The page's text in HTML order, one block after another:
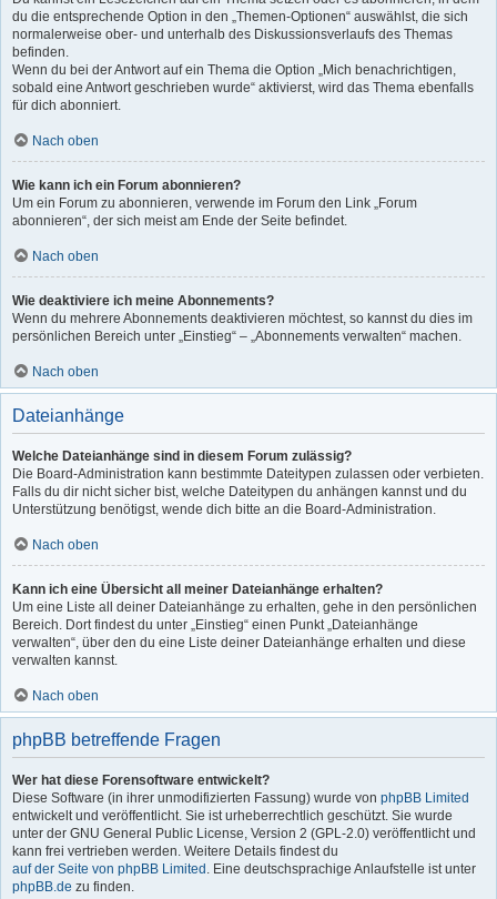
du die entsprechende Option in den „Themen-Optionen“ auswählst, die sich
normalerweise ober- und unterhalb des Diskussionsverlaufs des Themas
befinden.
Wenn du bei der Antwort auf ein Thema die Option „Mich benachrichtigen,
sobald eine Antwort geschrieben wurde“ aktivierst, wird das Thema ebenfalls
für dich abonniert.
Nach oben
Wie kann ich ein Forum abonnieren?
Um ein Forum zu abonnieren, verwende im Forum den Link „Forum
abonnieren“, der sich meist am Ende der Seite befindet.
Nach oben
Wie deaktiviere ich meine Abonnements?
Wenn du mehrere Abonnements deaktivieren möchtest, so kannst du dies im
persönlichen Bereich unter „Einstieg“ – „Abonnements verwalten“ machen.
Nach oben
Dateianhänge
Welche Dateianhänge sind in diesem Forum zulässig?
Die Board-Administration kann bestimmte Dateitypen zulassen oder verbieten.
Falls du dir nicht sicher bist, welche Dateitypen du anhängen kannst und du
Unterstützung benötigst, wende dich bitte an die Board-Administration.
Nach oben
Kann ich eine Übersicht all meiner Dateianhänge erhalten?
Um eine Liste all deiner Dateianhänge zu erhalten, gehe in den persönlichen
Bereich. Dort findest du unter „Einstieg“ einen Punkt „Dateianhänge
verwalten“, über den du eine Liste deiner Dateianhänge erhalten und diese
verwalten kannst.
Nach oben
phpBB betreffende Fragen
Wer hat diese Forensoftware entwickelt?
Diese Software (in ihrer unmodifizierten Fassung) wurde von phpBB Limited
entwickelt und veröffentlicht. Sie ist urheberrechtlich geschützt. Sie wurde
unter der GNU General Public License, Version 2 (GPL-2.0) veröffentlicht und
kann frei vertrieben werden. Weitere Details findest du
auf der Seite von phpBB Limited . Eine deutschsprachige Anlaufstelle ist unter
phpBB.de zu finden.